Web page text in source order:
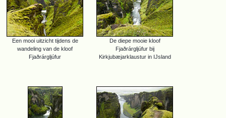
Een mooi uitzicht tijdens de
wandeling van de kloof
Fjaðrárgljúfur
De diepe mooie kloof
Fjaðrárgljúfur bij
Kirkjubæjarklaustur in IJsland